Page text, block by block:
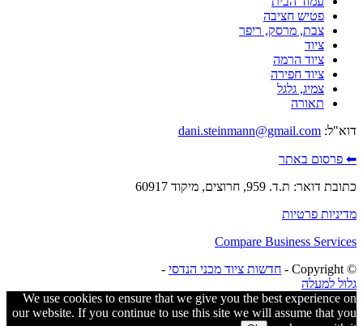
פטיש חציבה
צבת, מרסק, ריפר
ציוד
ציוד הרמה
ציוד חפירה
צמיג, גלגל
תאורה
dani.steinmann@gmail.com
באתר
ת.ד. 959, חרוצים, מיקוד 60917
פרטיות
Compare Business
חדשות ציוד מכני הנדסי-
למעלה
We use cookies to ensure that we give you the best
our website. If you continue to use this site we will assume that